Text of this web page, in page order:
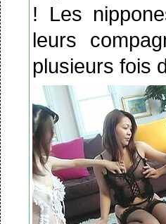
! Les
leurs
plusieurs fois